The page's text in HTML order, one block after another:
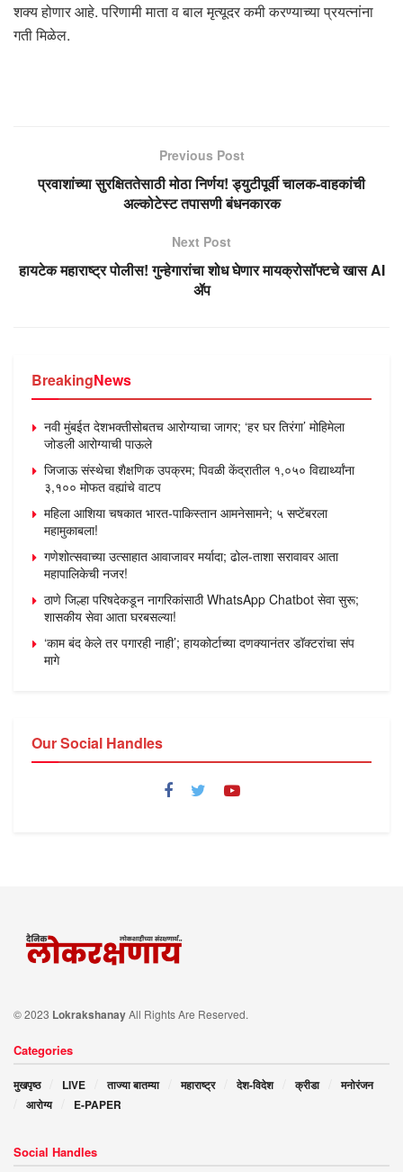
शक्य होणार आहे. परिणामी माता व बाल मृत्यूदर कमी करण्याच्या प्रयत्नांना
गती मिळेल.
Previous Post
प्रवाशांच्या सुरक्षिततेसाठी मोठा निर्णय! ड्युटीपूर्वी चालक-वाहकांची
अल्कोटेस्ट तपासणी बंधनकारक
Next Post
हायटेक महाराष्ट्र पोलीस! गुन्हेगारांचा शोध घेणार मायक्रोसॉफ्टचे खास AI
ॲप
BreakingNews
नवी मुंबईत देशभक्तीसोबतच आरोग्याचा जागर; ‘हर घर तिरंगा’ मोहिमेला
जोडली आरोग्याची पाऊले
जिजाऊ संस्थेचा शैक्षणिक उपक्रम; पिवळी केंद्रातील १,०५० विद्यार्थ्यांना
३,१०० मोफत वह्यांचे वाटप
महिला आशिया चषकात भारत-पाकिस्तान आमनेसामने; ५ सप्टेंबरला
महामुकाबला!
गणेशोत्सवाच्या उत्साहात आवाजावर मर्यादा; ढोल-ताशा सरावावर आता
महापालिकेची नजर!
ठाणे जिल्हा परिषदेकडून नागरिकांसाठी WhatsApp Chatbot सेवा सुरू;
शासकीय सेवा आता घरबसल्या!
‘काम बंद केले तर पगारही नाही’; हायकोर्टाच्या दणक्यानंतर डॉक्टरांचा संप
मागे
Our Social Handles
© 2023 LokrakshanayAll Rights Are Reserved.
Categories
मुखपृष्ठ LIVE ताज्या बातम्या महाराष्ट्र देश-विदेश क्रीडा
मनोरंजन
आरोग्य
E-PAPER
Social Handles